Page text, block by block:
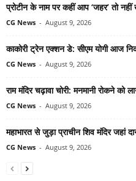
प्रोटीन के नाम पर कहीं आप ‘जहर’ तो नहीं
CG News - August 9, 2026
काकोरी ट्रेन एक्शन डे: सीएम योगी आज
CG News - August 9, 2026
राम मंदिर चढ़ावा चोरी: मनमानी रोकने को
CG News - August 9, 2026
महाभारत से जुड़ा प्राचीन शिव मंदिर जहां
CG News - August 9, 2026